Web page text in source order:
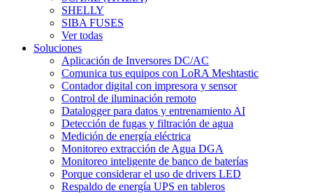
SHELLY
SIBA FUSES
Ver todas
Soluciones
Aplicación de Inversores DC/AC
Comunica tus equipos con LoRA Meshtastic
Contador digital con impresora y sensor
Control de iluminación remoto
Datalogger para datos y entrenamiento AI
Detección de fugas y filtración de agua
Medición de energía eléctrica
Monitoreo extracción de Agua DGA
Monitoreo inteligente de banco de baterías
Porque considerar el uso de drivers LED
Respaldo de energía UPS en tableros